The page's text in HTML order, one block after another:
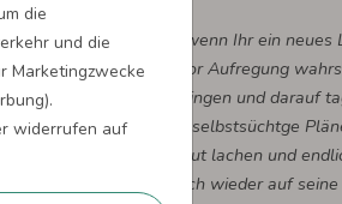
die
und die
Marketingzwecke
widerrufen auf
Was würdet Ihr tun, wenn Ihr ein neues
könntet? Ich würde vor Aufregung
Nächte schlaflos verbringen und darauf
kleinlich ganz dumme, selbstsüchtge
hoffentlich - aber laut lachen und
abends leise bitten, doch wieder auf